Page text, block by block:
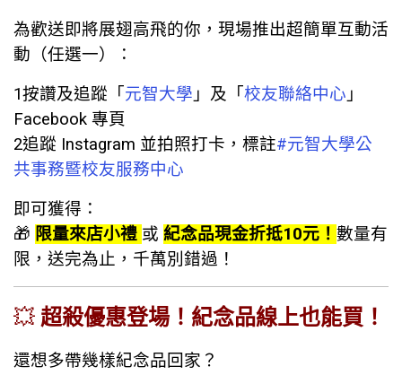
為歡送即將展翅高飛的你，現場推出超簡單互動活
動（任選一）：
1️按讚及追蹤「 元智大學 」及「 校友聯絡中心 」
Facebook 專頁
2️追蹤 Instagram 並拍照打卡，標註#元智大學公
共事務暨校友服務中心
即可獲得：
🎁 限量來店小禮 或 紀念品現金折抵10元！ 數量有
限，送完為止，千萬別錯過！
💥 超殺優惠登場！紀念品線上也能買！
還想多帶幾樣紀念品回家？